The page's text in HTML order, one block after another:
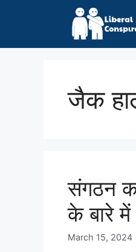
जैक
संगठन
के बारे में
March 15, 2024